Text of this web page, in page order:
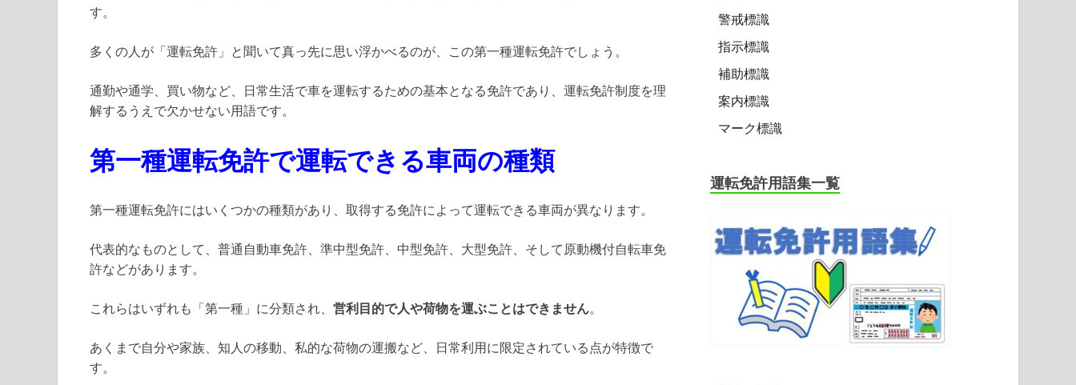
す。
多くの人が「運転免許」と聞いて真っ先に思い浮かべるのが、この第一種運転免許でしょう。
通勤や通学、買い物など、日常生活で車を運転するための基本となる免許であり、運転免許制度を理
解するうえで欠かせない用語です。
第一種運転免許で運転できる車両の種類
第一種運転免許にはいくつかの種類があり、取得する免許によって運転できる車両が異なります。
代表的なものとして、普通自動車免許、準中型免許、中型免許、大型免許、そして原動機付自転車免
許などがあります。
これらはいずれも「第一種」に分類され、 営利目的で人や荷物を運ぶことはできません
あくまで自分や家族、知人の移動、私的な荷物の運搬など、日常利用に限定されている点が特徴で
す。
警戒標識
指示標識
補助標識
案内標識
マーク標識
運転免許用語集一覧